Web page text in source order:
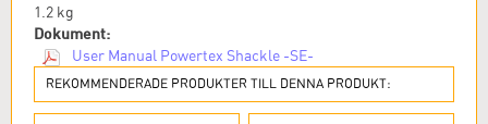
1.2 kg
Dokument:
User Manual Powertex Shackle -SE-
REKOMMENDERADE PRODUKTER TILL DENNA PRODUKT: